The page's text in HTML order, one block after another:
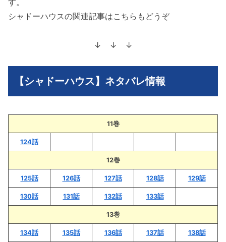
シャドーハウスの関連記事はこちらもどうぞ
↓ ↓ ↓
【シャドーハウス】ネタバレ情報
11巻
124話
12巻
125話 126話 127話 128話 129話
130話 131話 132話 133話
13巻
134話 135話 136話 137話 138話